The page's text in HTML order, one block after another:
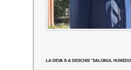
LA DEVA S-A DESCHIS ”SALONUL